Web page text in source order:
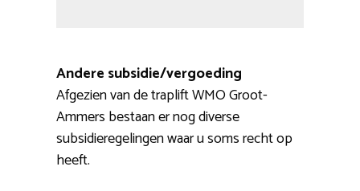
Andere subsidie/vergoeding
Afgezien van de traplift WMO Groot-
Ammers bestaan er nog diverse
subsidieregelingen waar u soms recht op
heeft.